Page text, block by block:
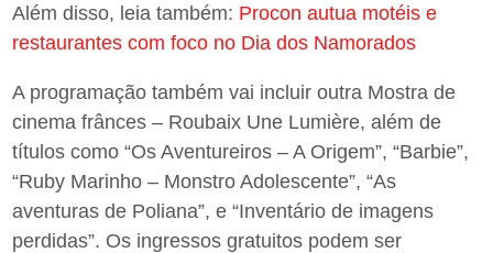
Além disso, leia também: Procon autua motéis e
restaurantes com foco no Dia dos Namorados
A programação também vai incluir outra Mostra de
cinema frânces – Roubaix Une Lumière, além de
títulos como “Os Aventureiros – A Origem”, “Barbie”,
“Ruby Marinho – Monstro Adolescente”, “As
aventuras de Poliana”, e “Inventário de imagens
perdidas”. Os ingressos gratuitos podem ser